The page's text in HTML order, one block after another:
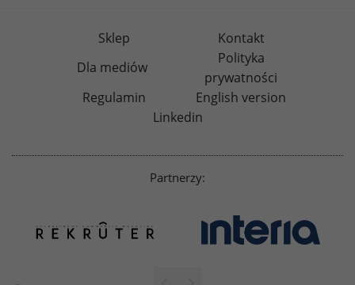
Sklep
Kontakt
Dla mediów
Polityka
prywatności
Regulamin
English version
Linkedin
Partnerzy: